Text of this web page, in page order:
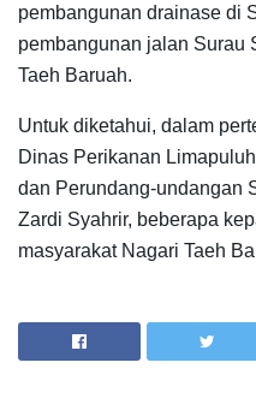
pembangunan drainase di
pembangunan jalan Surau
Taeh Baruah.
Untuk diketahui, dalam
Dinas Perikanan
dan Perundang-undangan
Zardi Syahrir, beberapa
masyarakat Nagari Taeh